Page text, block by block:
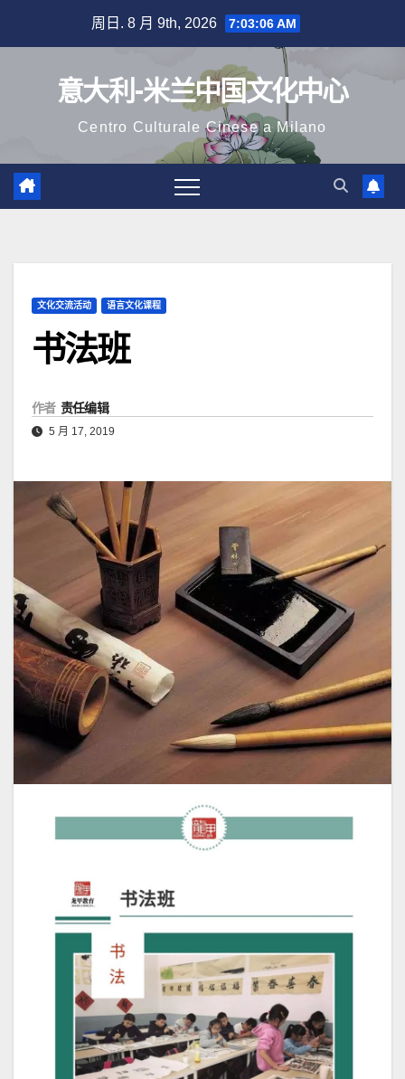
周日. 8 月 9th, 2026 7:03:07 AM
意大利-米兰中国文化中心
Centro Culturale Cinese a Milano
文化交流活动 语言文化课程
书法班
作者 责任编辑
5 月 17, 2019